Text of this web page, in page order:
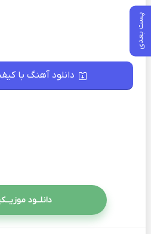
پست بعدی
دانلود آهنگ با
دانلــود